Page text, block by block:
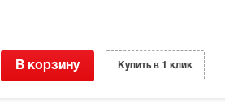
В корзину Купить в 1 клик